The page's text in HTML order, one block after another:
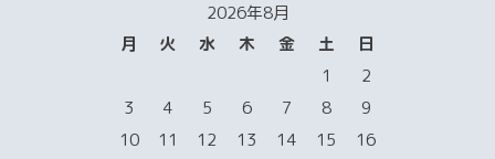
2026年8月
月
火 水 木 金 土
日
1
2
3
4 5 6 7 8
9
10
11 12 13 14 15
16